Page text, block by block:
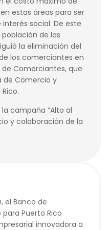
estas áreas para ser
social. De este
de las
la eliminación del
los comerciantes en
Comerciantes, que
de Comercio y
campaña “Alto al
y colaboración de la
el Banco de
Puerto Rico
innovadora a